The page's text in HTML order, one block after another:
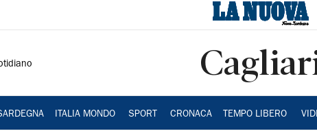
ITALIA MONDO SPORT CRONACA TEMPO LIBERO